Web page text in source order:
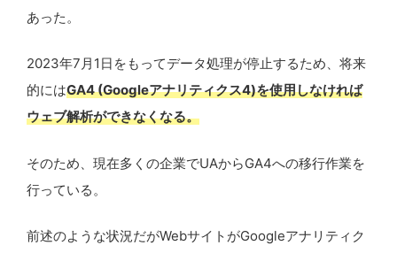
あった。
2023年7月1日をもってデータ処理が停止するため、将来
的にはGA4 (Googleアナリティクス4)を使用しなければ
ウェブ解析ができなくなる。
そのため、現在多くの企業でUAからGA4への移行作業を
行っている。
前述のような状況だがWebサイトがGoogleアナリティク